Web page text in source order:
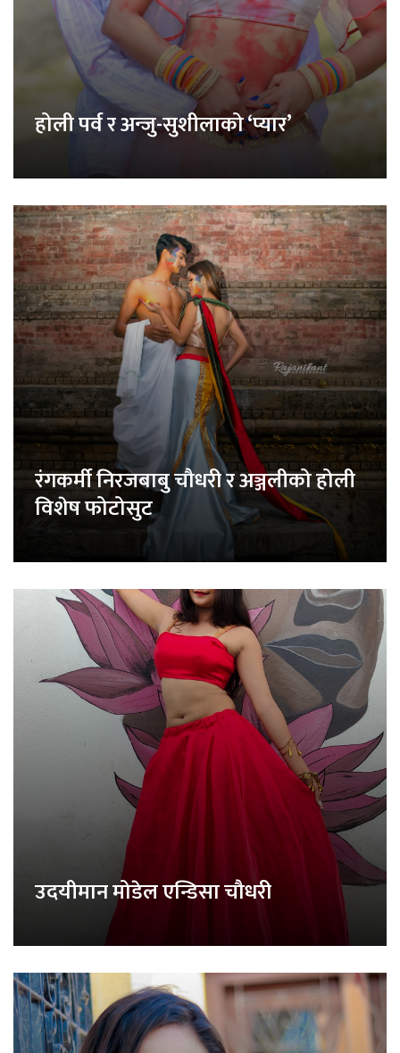
होली पर्व र अन्जु-सुशीलाको ‘प्यार’
रंगकर्मी निरजबाबु चौधरी र अञ्जलीको होली
विशेष फोटोसुट
उदयीमान मोडेल एन्डिसा चौधरी